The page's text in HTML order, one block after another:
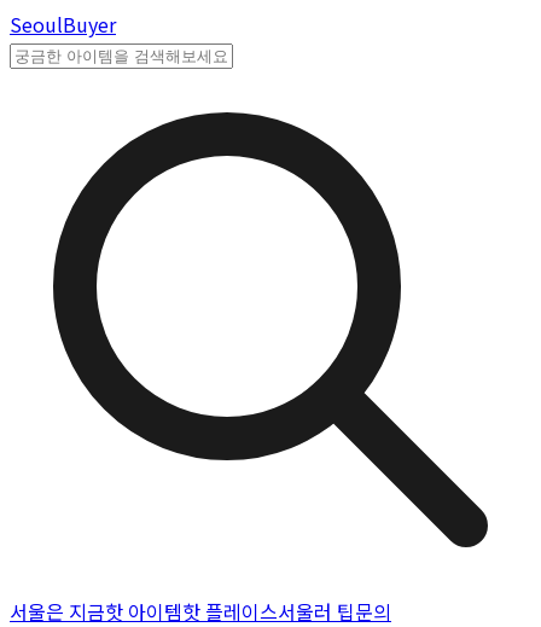
SeoulBuyer
서울은 지금핫 아이템핫 플레이스서울러 팁문의